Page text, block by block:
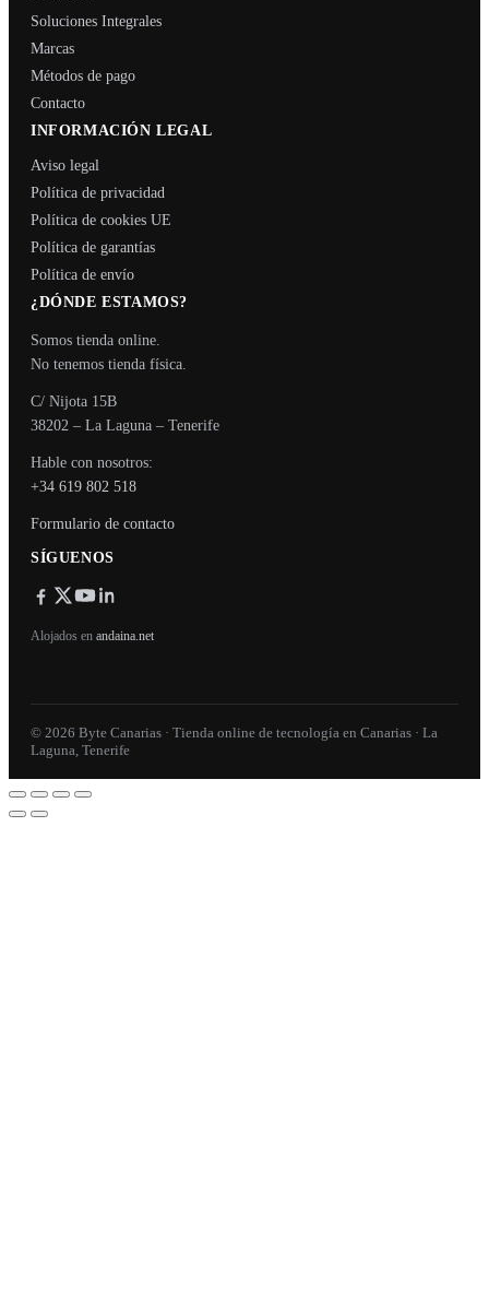
Soluciones Integrales
Marcas
Métodos de pago
Contacto
INFORMACIÓN LEGAL
Aviso legal
Política de privacidad
Política de cookies UE
Política de garantías
Política de envío
¿DÓNDE ESTAMOS?
Somos tienda online.
No tenemos tienda física.
C/ Nijota 15B
38202 – La Laguna – Tenerife
Hable con nosotros:
+34 619 802 518
Formulario de contacto
SÍGUENOS
Alojados en andaina.net
© 2026 Byte Canarias · Tienda online de tecnología en Canarias · La
Laguna, Tenerife